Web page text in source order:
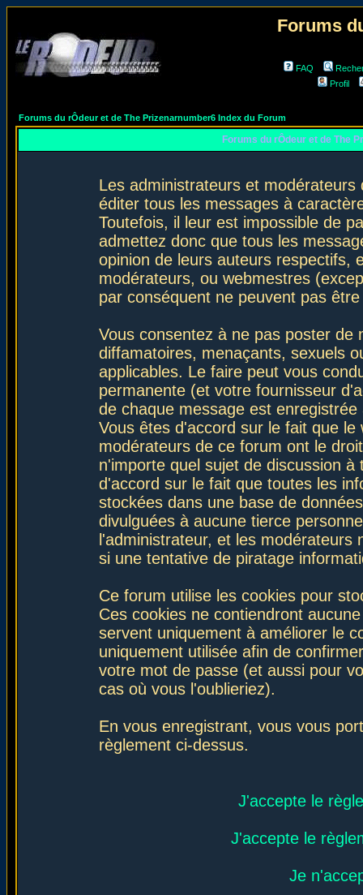
Forums
FAQ
Profil
Forums du rÔdeur et de The Prizenarnumber6 Index du Forum
Forums du rÔdeur et de The
Les administrateurs et
éditer tous les messages à
Toutefois, il leur est impossible de
admettez donc que tous les
opinion de leurs auteurs respectifs,
modérateurs, ou webmestres
par conséquent ne peuvent pas
Vous consentez à ne pas poster de
diffamatoires, menaçants, sexuels
applicables. Le faire peut vous
permanente (et votre fournisseur
de chaque message est
Vous êtes d'accord sur le fait que
modérateurs de ce forum ont le
n'importe quel sujet de discussion
d'accord sur le fait que toutes les
stockées dans une base de
divulguées à aucune tierce
l'administrateur, et les
si une tentative de piratage
Ce forum utilise les cookies pour
Ces cookies ne contiendront
servent uniquement à améliorer le
uniquement utilisée afin de
votre mot de passe (et aussi pour
cas où vous l'oublieriez).
En vous enregistrant, vous vous
règlement ci-dessus.
J'accepte le
J'accepte le
Je